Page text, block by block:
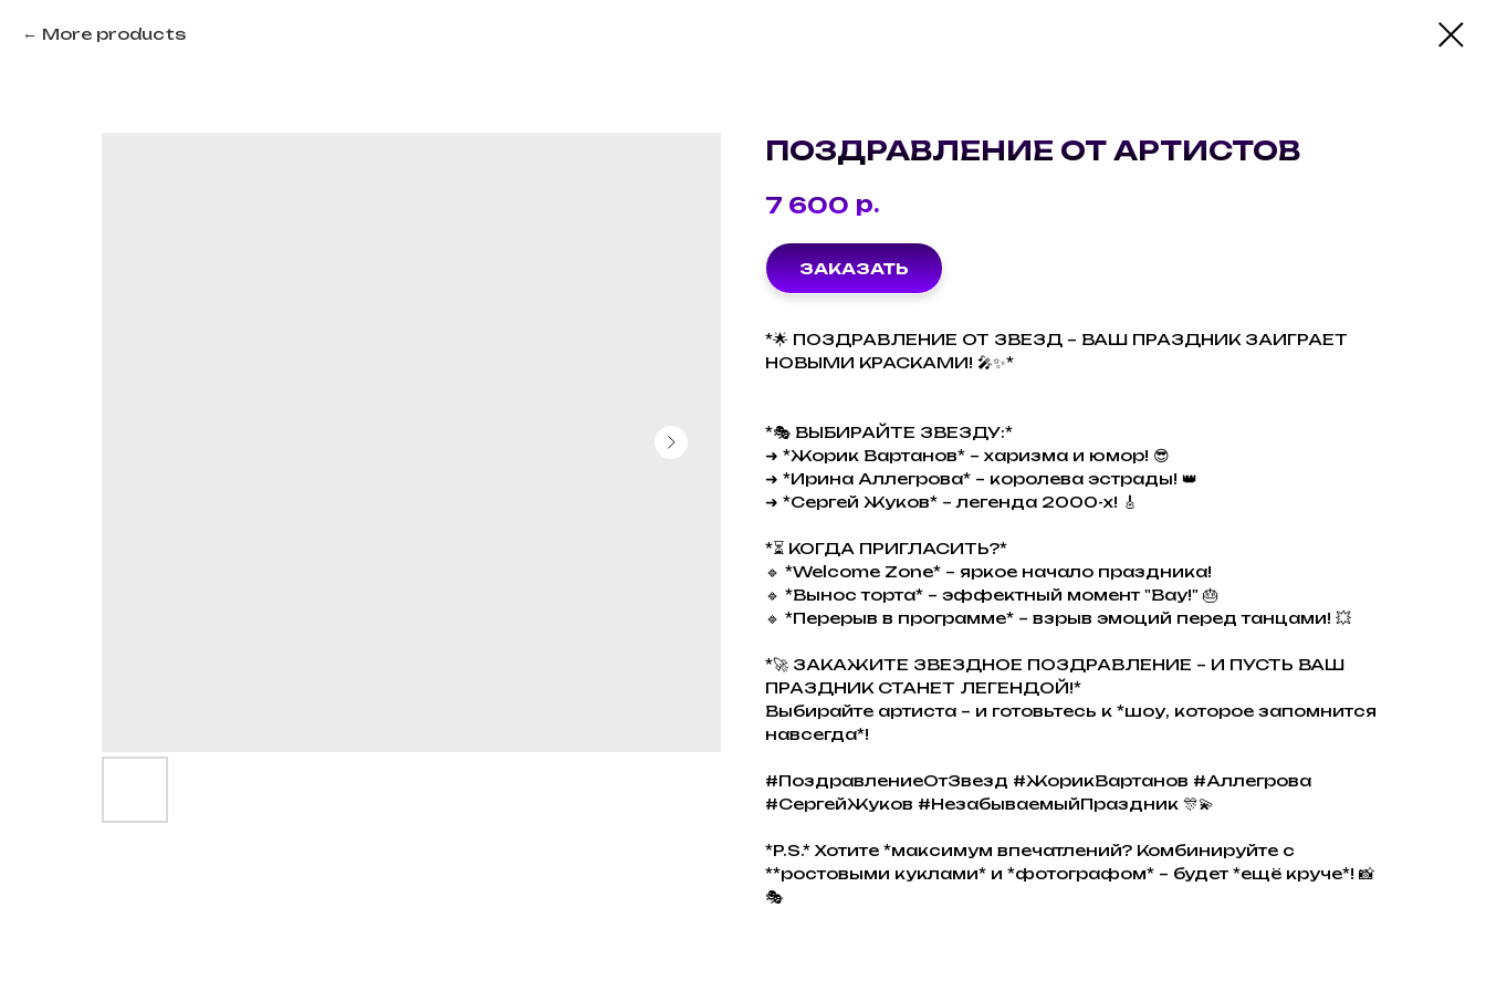
More products
ПОЗДРАВЛЕНИЕ ОТ АРТИСТОВ
7 600 р.
ЗАКАЗАТЬ
*🌟 ПОЗДРАВЛЕНИЕ ОТ ЗВЕЗД – ВАШ ПРАЗДНИК ЗАИГРАЕТ
НОВЫМИ КРАСКАМИ! 🎤✨*
*🎭 ВЫБИРАЙТЕ ЗВЕЗДУ:*
➜ *Жорик Вартанов* – харизма и юмор! 😎
➜ *Ирина Аллегрова* – королева эстрады! 👑
➜ *Сергей Жуков* – легенда 2000-х! 🎸
*⏳ КОГДА ПРИГЛАСИТЬ?*
🔹 *Welcome Zone* – яркое начало праздника!
🔹 *Вынос торта* – эффектный момент "Вау!" 🎂
🔹 *Перерыв в программе* – взрыв эмоций перед танцами! 💥
*🚀 ЗАКАЖИТЕ ЗВЕЗДНОЕ ПОЗДРАВЛЕНИЕ – И ПУСТЬ ВАШ
ПРАЗДНИК СТАНЕТ ЛЕГЕНДОЙ!*
Выбирайте артиста – и готовьтесь к *шоу, которое запомнится
навсегда*!
#ПоздравлениеОтЗвезд #ЖорикВартанов #Аллегрова
#СергейЖуков #НезабываемыйПраздник 🎊💫
*P.S.* Хотите *максимум впечатлений? Комбинируйте с
**ростовыми куклами* и *фотографом* – будет *ещё круче*! 📸
🎭